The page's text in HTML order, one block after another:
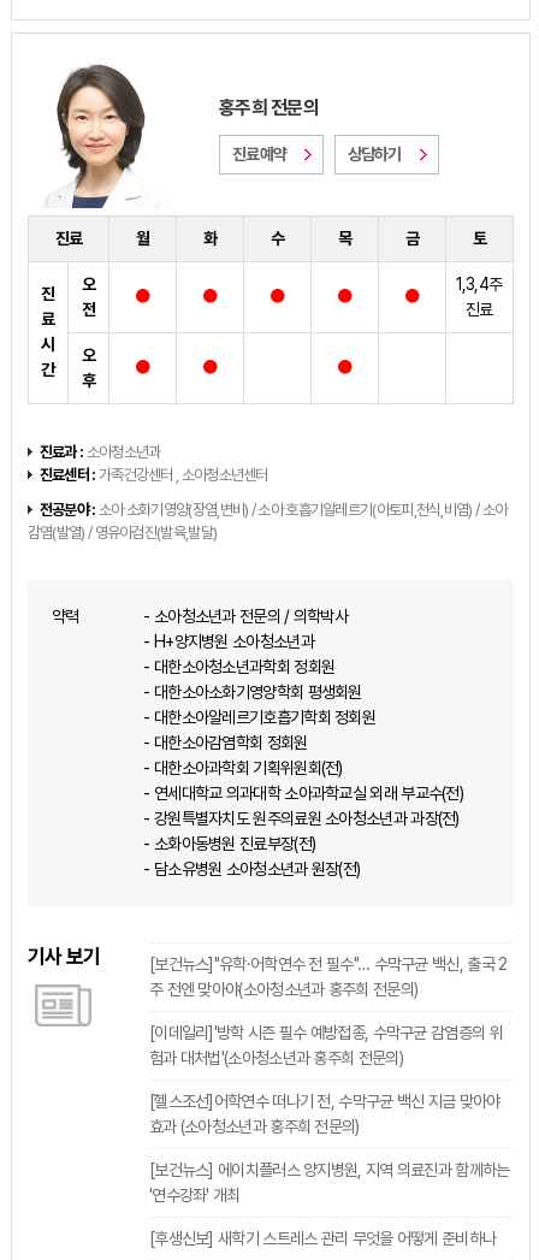
홍주희 전문의
진료예약 상담하기
진료 월 화 수 목 금 토
진
료
시
간
오
전
1,3,4주
진료
오
후
진료과 : 소아청소년과
진료센터 : 가족건강센터 , 소아청소년센터
전공분야 : 소아 소화기영양(장염,변비) / 소아 호흡기알레르기(아토피,천식,비염) / 소아
감염(발열) / 영유아검진(발육,발달)
약력
- 소아청소년과 전문의 / 의학박사
- H+양지병원 소아청소년과
- 대한소아청소년과학회 정회원
- 대한소아소화기영양학회 평생회원
- 대한소아알레르기호흡기학회 정회원
- 대한소아감염학회 정회원
- 대한소아과학회 기획위원회(전)
- 연세대학교 의과대학 소아과학교실 외래 부교수(전)
- 강원특별자치도 원주의료원 소아청소년과 과장(전)
- 소화아동병원 진료부장(전)
- 담소유병원 소아청소년과 원장(전)
기사 보기
[보건뉴스]"유학·어학연수 전 필수"… 수막구균 백신, 출국 2
주 전엔 맞아야(소아청소년과 홍주희 전문의)
[이데일리]'방학 시즌 필수 예방접종, 수막구균 감염증의 위
험과 대처법'(소아청소년과 홍주희 전문의)
[헬스조선]어학연수 떠나기 전, 수막구균 백신 지금 맞아야
효과 (소아청소년과 홍주희 전문의)
[보건뉴스] 에이치플러스 양지병원, 지역 의료진과 함께하는
'연수강좌' 개최
[후생신보] 새학기 스트레스 관리 무엇을 어떻게 준비하나